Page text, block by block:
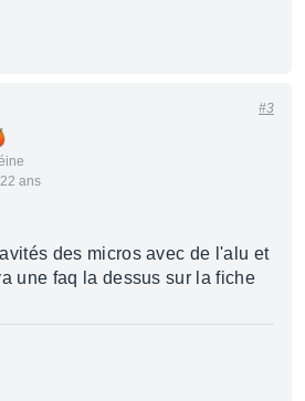
ans
#3
des micros avec de l'alu et
une faq la dessus sur la fiche